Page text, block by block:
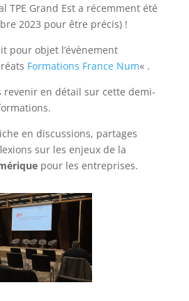
TPE Grand Est a récemment été
2023 pour être précis) !
pour objet l’évènement
Formations France Num« .
revenir en détail sur cette demi-
en discussions, partages
sur les enjeux de la
pour les entreprises.